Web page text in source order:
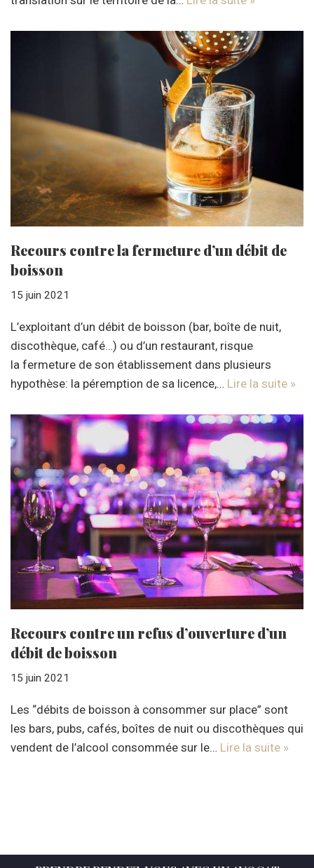
Recours contre la fermeture d’un débit de
boisson
15 juin 2021
L’exploitant d’un débit de boisson (bar, boîte de nuit,
discothèque, café…) ou d’un restaurant, risque
la fermeture de son établissement dans plusieurs
hypothèse: la péremption de sa licence,… Lire la suite »
Recours contre un refus d’ouverture d’un
débit de boisson
15 juin 2021
Les “débits de boisson à consommer sur place” sont
les bars, pubs, cafés, boîtes de nuit ou discothèques qui
vendent de l’alcool consommée sur le… Lire la suite »